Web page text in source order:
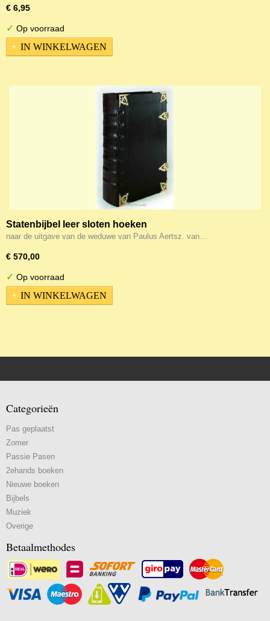
€ 6,95
✓ Op voorraad
IN WINKELWAGEN
Statenbijbel leer sloten hoeken
naar de uitgave van de weduwe van Paulus Aertsz. van…
€ 570,00
✓ Op voorraad
IN WINKELWAGEN
Categorieën
Pas geplaatst
Zomer
Passie Pasen
2ehands boeken
Nieuwe boeken
Bijbels
Muziek
Overige
Betaalmethodes